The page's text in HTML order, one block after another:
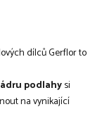
dílců Gerflor to
podlahysi
na vynikající